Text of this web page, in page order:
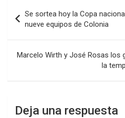
o
o
k
A
p
p
n
de
entradas
Se sortea hoy la Copa
nueve equipos de Colonia
Marcelo Wirth y José Rosas los
la
Deja una respuesta